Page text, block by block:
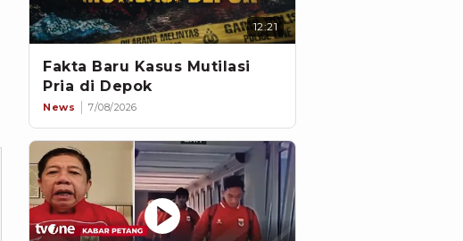
12:21
Fakta Baru Kasus Mutilasi
Pria di Depok
News 7/08/2026